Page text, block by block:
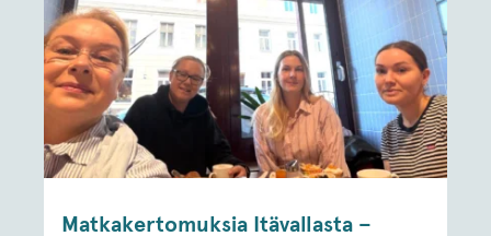
Matkakertomuksia Itävallasta –